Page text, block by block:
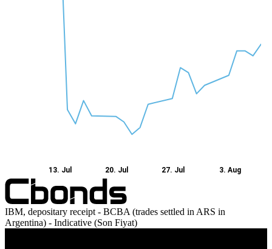
13. Jul 20. Jul 27. Jul 3. Aug
IBM, depositary receipt - BCBA (trades settled in ARS in
Argentina) - Indicative (Son Fiyat)